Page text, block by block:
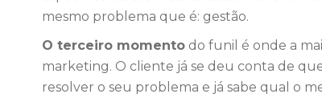
mesmo problema que é: gestão.
O terceiro momento do funil é onde a
marketing. O cliente já se deu conta de
resolver o seu problema e já sabe qual o